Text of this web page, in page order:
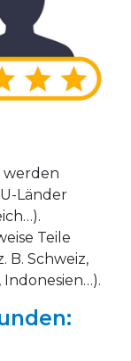
werden
Länder
Teile
B. Schweiz,
Indonesien…).